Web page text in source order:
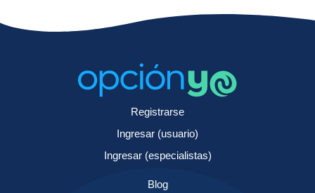
Registrarse
Ingresar (usuario)
Ingresar (especialistas)
Blog